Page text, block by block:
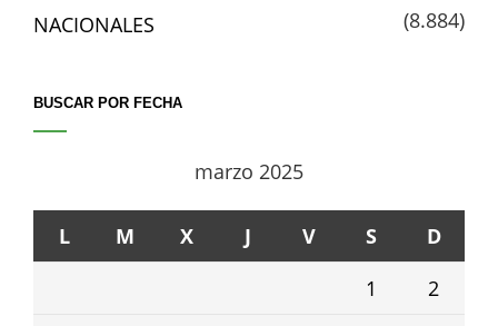
NACIONALES (8.884)
BUSCAR POR FECHA
marzo 2025
L M X J V S
D
1
2